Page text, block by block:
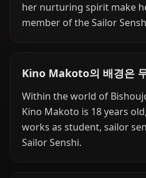
her nurturing spirit make
member of the Sailor
Kino Makoto의 배경은
Within the world of
Kino Makoto is 18 years
works as student, sailor
Sailor Senshi.